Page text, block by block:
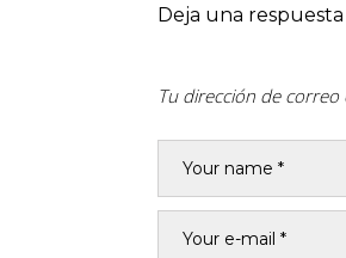
Deja una respuesta
Tu dirección de